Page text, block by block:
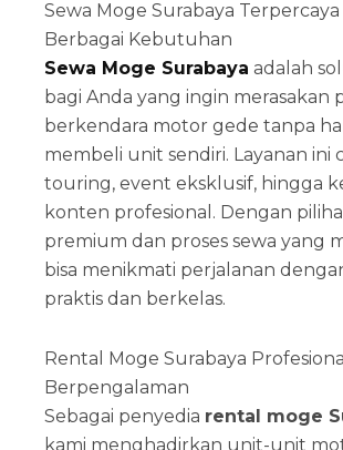
Sewa Moge Surabaya
Berbagai Kebutuhan
Sewa Moge Surabaya adalah
bagi Anda yang ingin merasakan
berkendara motor gede tanpa
membeli unit sendiri. Layanan ini
touring, event eksklusif, hingga
konten profesional. Dengan
premium dan proses sewa yang
bisa menikmati perjalanan
praktis dan berkelas.
Rental Moge Surabaya
Berpengalaman
Sebagai penyedia rental moge
kami menghadirkan unit-unit